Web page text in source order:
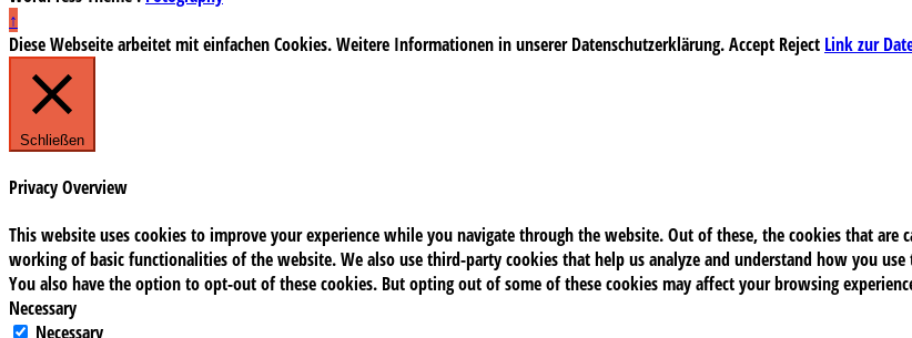
↑
Diese Webseite arbeitet mit einfachen Cookies. Weitere Informationen in unserer Datenschutzerklärung.Accept Reject Link zur
Schließen
Privacy Overview
This website uses cookies to improve your experience while you navigate through the website. Out of these, the cookies that are
working of basic functionalities of the website. We also use third-party cookies that help us analyze and understand how you
You also have the option to opt-out of these cookies. But opting out of some of these cookies may affect your browsing
Necessary
Necessary